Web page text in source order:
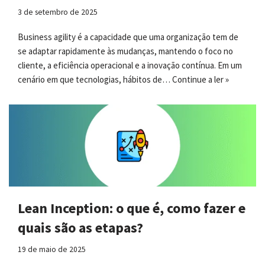
3 de setembro de 2025
Business agility é a capacidade que uma organização tem de
se adaptar rapidamente às mudanças, mantendo o foco no
cliente, a eficiência operacional e a inovação contínua. Em um
cenário em que tecnologias, hábitos de… Continue a ler »
Lean Inception: o que é, como fazer e
quais são as etapas?
19 de maio de 2025